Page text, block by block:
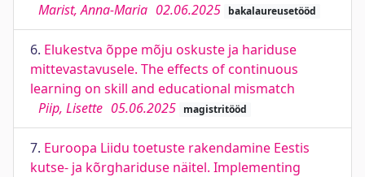
Marist, Anna-Maria 02.06.2025 bakalaureusetööd
6. Elukestva õppe mõju oskuste ja hariduse
mittevastavusele. The effects of continuous
learning on skill and educational mismatch
Piip, Lisette 05.06.2025 magistritööd
7. Euroopa Liidu toetuste rakendamine Eestis
kutse- ja kõrghariduse näitel. Implementing